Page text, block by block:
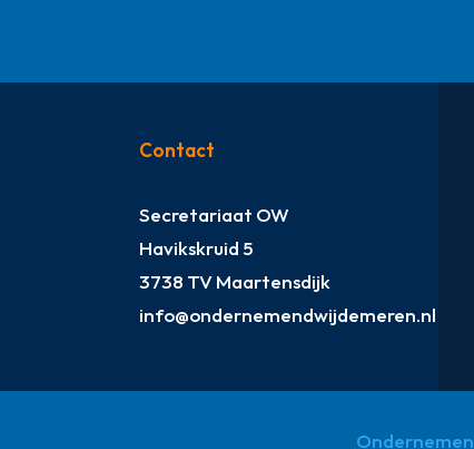
Contact
Secretariaat OW
Havikskruid 5
3738 TV Maartensdijk
info@ondernemendwijdemeren.nl